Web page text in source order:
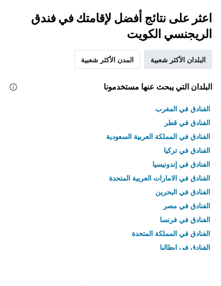
اعثر على نتائج أفضل لإقامتك في فندق
الريجنسي الكويت
البلدان الأكثر شعبية المدن الأكثر شعبية
البلدان التي يبحث عنها مستخدمونا
الفنادق في المغرب
الفنادق في قطر
الفنادق في المملكة العربية السعودية
الفنادق في تركيا
الفنادق في إندونيسيا
الفنادق في الامارات العربية المتحدة
الفنادق في البحرين
الفنادق في مصر
الفنادق في فرنسا
الفنادق في المملكة المتحدة
الفنادق في إيطاليا